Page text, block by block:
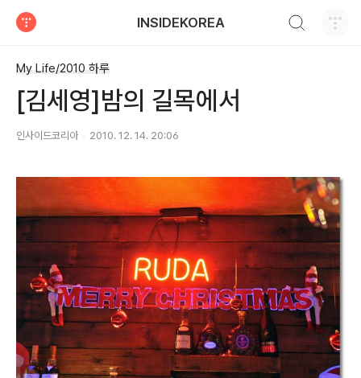
INSIDEKOREA
My Life/2010 하루
[김세영]밤의 길목에서
인사이드코리아 2010. 12. 14. 20:06